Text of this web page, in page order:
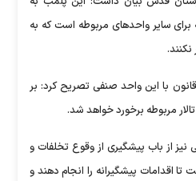
برای سایر واحد‌های مربوطه است که به
قانون با این واحد صنفی تصریح کرد: بر
مربوطه برخورد خواهد شد.
نیز از باب پیشگیری از وقوع تخلفات و
تا اقدامات پیشگیرانه را انجام دهند و